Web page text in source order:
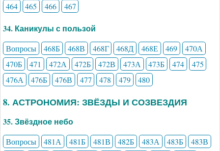
464
465 466 467
34. Каникулы с пользой
Вопросы 468Б 468В 468Г 468Д 468Е 469
470А
470Б
471 472А 472Б 472В 473А 473Б 474
475
476А
476Б 476В 477 478 479 480
8. АСТРОНОМИЯ: ЗВЁЗДЫ И СОЗВЕЗДИЯ
35. Звёздное небо
Вопросы 481А 481Б 481В 482Б 483А 483Б
483В